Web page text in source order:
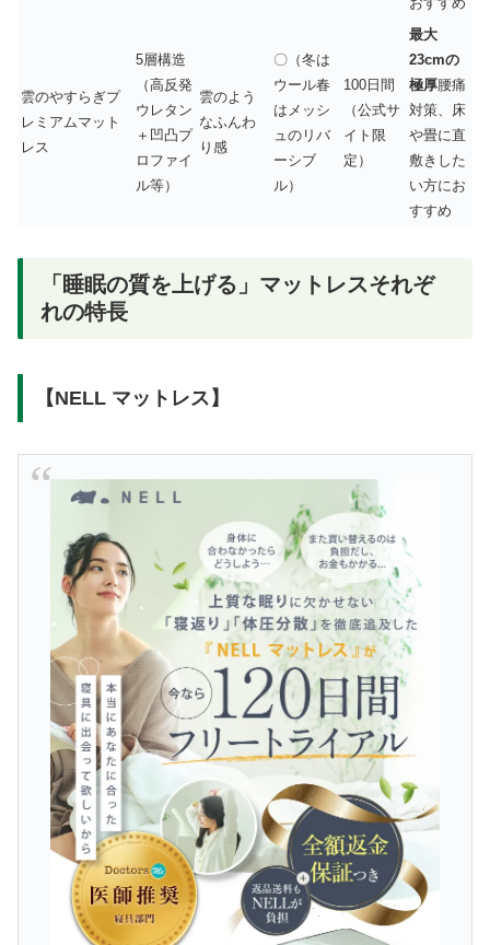
雲のやすらぎプ
レミアムマット
レス
5層構造
（高反発
ウレタン
＋凹凸プ
ロファイ
ル等）
雲のよう
なふんわ
り感
〇（冬は
ウール春
はメッシ
ュのリバ
ーシブ
ル）
100日間
（公式サ
イト限
定）
最大
23cmの
極厚腰痛
対策、床
や畳に直
敷きした
い方にお
すすめ
「睡眠の質を上げる」マットレスそれぞ
れの特長
【NELL マットレス】